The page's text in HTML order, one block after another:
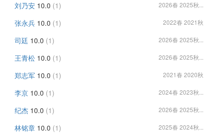
刘乃安 10.0 (1) 2026春 2025秋...
张永兵 10.0 (1) 2022春 2021秋
司廷 10.0 (1) 2026春 2025秋...
王青松 10.0 (1) 2026春 2025秋...
郑志军 10.0 (1) 2021春 2020秋
李京 10.0 (1) 2024春 2023秋...
纪杰 10.0 (1) 2026春 2025秋...
林铭章 10.0 (1) 2025春 2024秋...